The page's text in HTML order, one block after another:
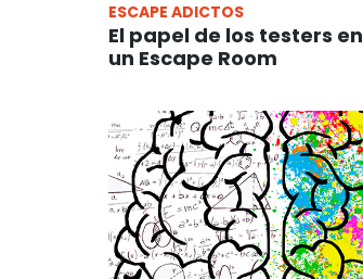
ESCAPE ADICTOS
El papel de los testers en
un Escape Room